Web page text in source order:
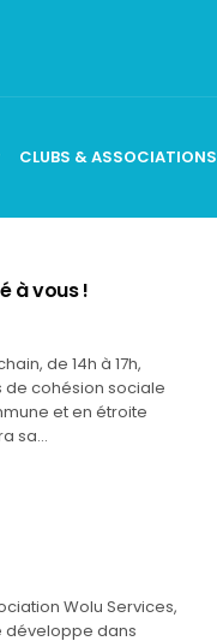
CLUBS & ASSOCIATIONS
à vous !
de 14h à 17h,
de cohésion sociale
et en étroite
sa…
Wolu Services,
développe dans